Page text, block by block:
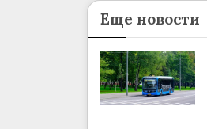
Еще новости